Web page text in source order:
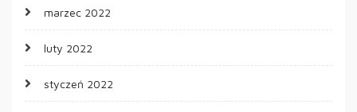
marzec 2022
luty 2022
styczeń 2022